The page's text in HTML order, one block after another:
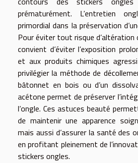
prématurément. L’entretien
primordial dans la préservation
Pour éviter tout risque d’altération
convient d’éviter l’exposition
et aux produits chimiques
privilégier la méthode de
bâtonnet en bois ou d’un
acétone permet de préserver
l’ongle. Ces astuces beauté
de maintenir une apparence
mais aussi d’assurer la santé des
en profitant pleinement de
stickers ongles.